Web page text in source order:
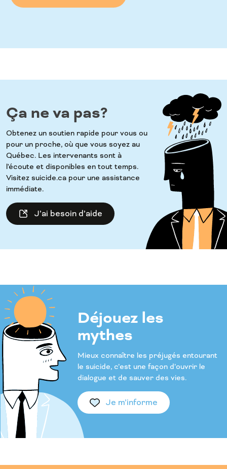
Ça ne va pas?
Obtenez un soutien rapide pour vous ou
pour un proche, où que vous soyez au
Québec. Les intervenants sont à
l'écoute et disponibles en tout temps.
Visitez suicide.ca pour une assistance
immédiate.
J’ai besoin d’aide
Déjouez les
mythes
Mieux connaître les préjugés entourant
le suicide, c’est une façon d’ouvrir le
dialogue et de sauver des vies.
Je m’informe